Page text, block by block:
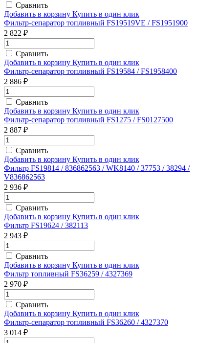
Сравнить
Добавить в корзину Купить в один клик
Фильтр-сепаратор топливный FS19519VE / FS1951900
2 822 ₽
Сравнить
Добавить в корзину Купить в один клик
Фильтр-сепаратор топливный FS19584 / FS1958400
2 886 ₽
Сравнить
Добавить в корзину Купить в один клик
Фильтр-сепаратор топливный FS1275 / FS0127500
2 887 ₽
Сравнить
Добавить в корзину Купить в один клик
Фильтр FS19814 / 836862563 / WK8140 / 37753 / 38294 /
V836862563
2 936 ₽
Сравнить
Добавить в корзину Купить в один клик
Фильтр FS19624 / 382113
2 943 ₽
Сравнить
Добавить в корзину Купить в один клик
Фильтр топливный FS36259 / 4327369
2 970 ₽
Сравнить
Добавить в корзину Купить в один клик
Фильтр-сепаратор топливный FS36260 / 4327370
3 014 ₽